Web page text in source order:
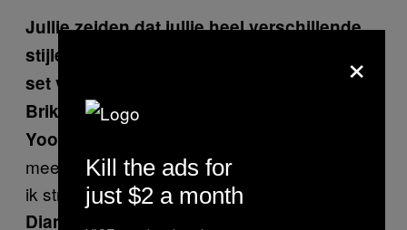
Jullie zeiden dat jullie heel verschillende
stijlen hebben. Hoe bereiden jullie dan een
set voor?
Brikabrak:We zijn nooit klaar.
Yooth:
meer muziek uploaden op mijn USB-stick. En
ik stress veel!
Diane:
×
Kill the ads for
just $2 a month